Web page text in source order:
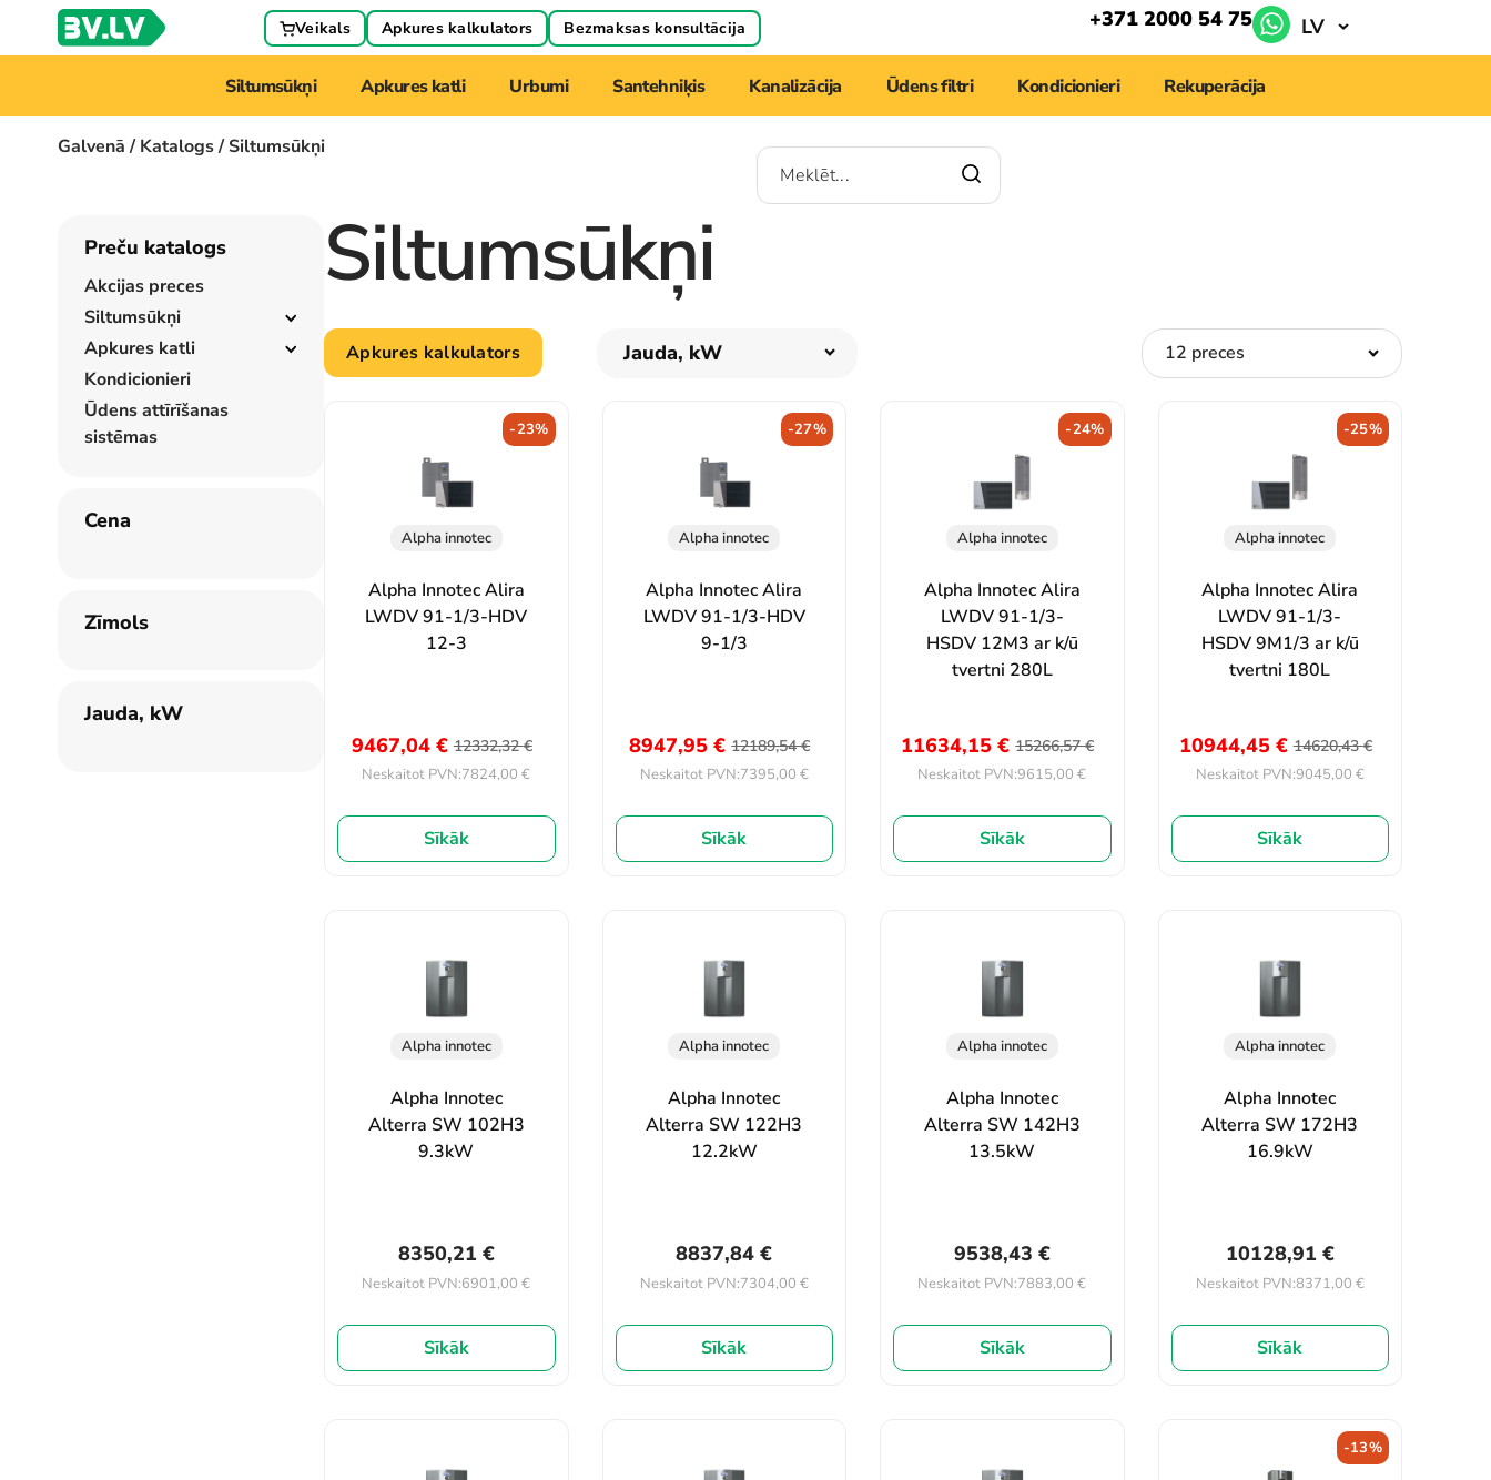
Veikals Apkures kalkulators Bezmaksas konsultācija +371 2000 54 75 LV
Siltumsūkņi Apkures katli Urbumi Santehniķis Kanalizācija Ūdens filtri Kondicionieri Rekuperācija
Galvenā/Katalogs/ Siltumsūkņi
Preču katalogs
Akcijas preces
Siltumsūkņi
Apkures katli
Kondicionieri
Ūdens attīrīšanas
sistēmas
Cena
Zīmols
Jauda, kW
Siltumsūkņi
Apkures kalkulators Jauda, kW
-23%
Alpha innotec
Alpha Innotec Alira
LWDV 91-1/3-HDV
12-3
12332,32€
9467,04 €
Neskaitot PVN:7824,00€
Sīkāk
-27%
Alpha innotec
Alpha Innotec Alira
LWDV 91-1/3-HDV
9-1/3
12189,54€
8947,95€
Neskaitot PVN:7395,00 €
Sīkāk
-24%
Alpha innotec
Alpha Innotec Alira
LWDV 91-1/3-
HSDV 12M3 ar k/ū
tvertni 280L
15266,57€
11634,15€
Neskaitot PVN:9615,00€
Sīkāk
-25%
Alpha innotec
Alpha Innotec Alira
LWDV 91-1/3-
HSDV 9M1/3 ar k/ū
tvertni 180L
14620,43€
10944,45 €
Neskaitot PVN:9045,00 €
Sīkāk
Alpha innotec
Alpha Innotec
Alterra SW 102H3
9.3kW
8350,21 €
Neskaitot PVN:6901,00€
Sīkāk
Alpha innotec
Alpha Innotec
Alterra SW 122H3
12.2kW
8837,84€
Neskaitot PVN:7304,00 €
Sīkāk
Alpha innotec
Alpha Innotec
Alterra SW 142H3
13.5kW
9538,43 €
Neskaitot PVN:7883,00€
Sīkāk
Alpha innotec
Alpha Innotec
Alterra SW 172H3
16.9kW
10128,91 €
Neskaitot PVN:8371,00 €
Sīkāk
-13%